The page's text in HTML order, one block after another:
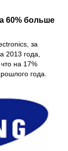
60% больше
за
2013 года,
на 17%
года.